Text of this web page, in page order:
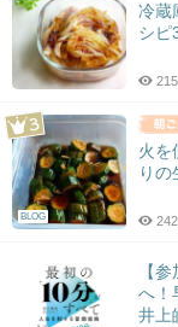
冷蔵
シピ
BLOG
火を
り
【
へ！
井上